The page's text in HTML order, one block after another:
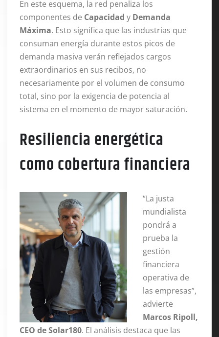
En este esquema, la red penaliza los
componentes de Capacidad y Demanda
Máxima. Esto significa que las industrias que
consuman energía durante estos picos de
demanda masiva verán reflejados cargos
extraordinarios en sus recibos, no
necesariamente por el volumen de consumo
total, sino por la exigencia de potencia al
sistema en el momento de mayor saturación.
Resiliencia energética
como cobertura financiera
“La justa
mundialista
pondrá a
prueba la
gestión
financiera
operativa de
las empresas”,
advierte
Marcos Ripoll,
CEO de Solar180. El análisis destaca que las